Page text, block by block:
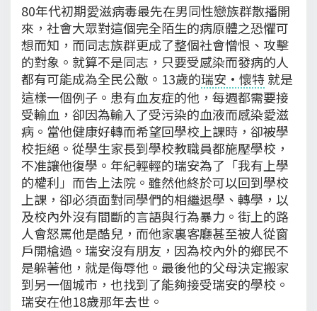
80年代初期愛滋病毒最先在男同性戀族群散播開
來，社會大眾對這個完全陌生的病原體之恐懼可
想而知，而同志族群更成了整個社會憎恨、攻擊
的對象。就算不是同志，只要受感染而發病的人
都有可能成為全民公敵。13歲的瑞安·懷特就是
這樣一個例子。患有血友症的他，每週都需要接
受輸血，卻因為輸入了受污染的血液而感染愛滋
病。當他健康好轉而希望回學校上課時，卻被學
校拒絕。從學生家長到學校教職員都施壓學校，
不准讓他復學。年紀輕輕的瑞安為了「我有上學
的權利」而告上法院。雖然他終於可以回到學校
上課，卻必須面對同學們的相繼退學、轉學，以
及校內外沒有間斷的言語與行為暴力。街上的路
人會怒罵他是酷兒，而他家裏客廳甚至被人從窗
戶開槍過。瑞安沒有朋友，因為校內外的鄉民不
是躲著他，就是侮辱他。最後他的父母決定搬家
到另一個城市，也找到了能夠接受瑞安的學校。
瑞安在他18歲那年去世。